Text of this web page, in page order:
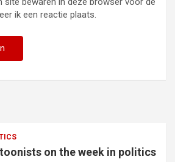
ik een reactie plaats.
on the week in politics